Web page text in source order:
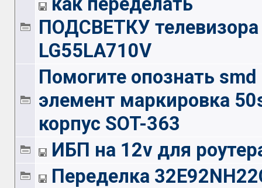
ПОДСВЕТКУ телевизора
LG55LA710V
Помогите опознать smd
элемент маркировка
корпус SOT-363
ИБП на 12v для
Переделка